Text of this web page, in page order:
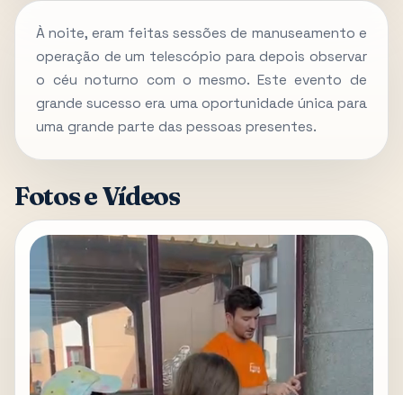
À noite, eram feitas sessões de manuseamento e
operação de um telescópio para depois observar
o céu noturno com o mesmo. Este evento de
grande sucesso era uma oportunidade única para
uma grande parte das pessoas presentes.
Fotos e Vídeos